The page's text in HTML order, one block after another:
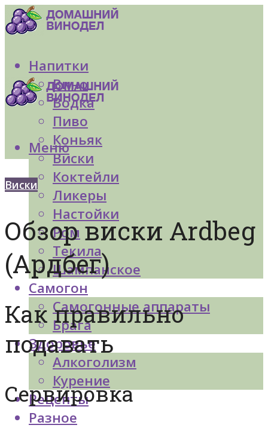
Напитки
Вино
Водка
Пиво
Коньяк
Виски
Коктейли
Ликеры
Настойки
Ром
Текила
Шампанское
Самогон
Самогонные аппараты
Брага
Здоровье
Алкоголизм
Курение
Рецепты
Разное
Меню
Виски
Обзор виски Ardbeg
(Ардбег)
Как правильно
подавать
Сервировка